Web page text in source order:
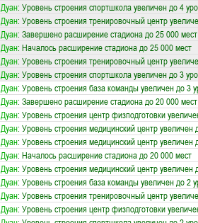
Дуан: Уровень строения спортшкола увеличен до 4
Дуан: Уровень строения тренировочный центр
Дуан: Завершено расширение стадиона до 25 000 мест
Дуан: Началось расширение стадиона до 25 000 мест
Дуан: Уровень строения тренировочный центр
Дуан: Уровень строения спортшкола увеличен до 3
Дуан: Уровень строения база команды увеличен до 3
Дуан: Завершено расширение стадиона до 20 000 мест
Дуан: Уровень строения центр физподготовки
Дуан: Уровень строения медицинский центр увеличен
Дуан: Уровень строения медицинский центр увеличен
Дуан: Началось расширение стадиона до 20 000 мест
Дуан: Уровень строения медицинский центр увеличен
Дуан: Уровень строения база команды увеличен до 2
Дуан: Уровень строения тренировочный центр
Дуан: Уровень строения центр физподготовки